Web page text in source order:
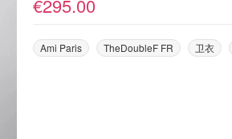
€295.00
Ami Paris TheDoubleF FR 卫衣